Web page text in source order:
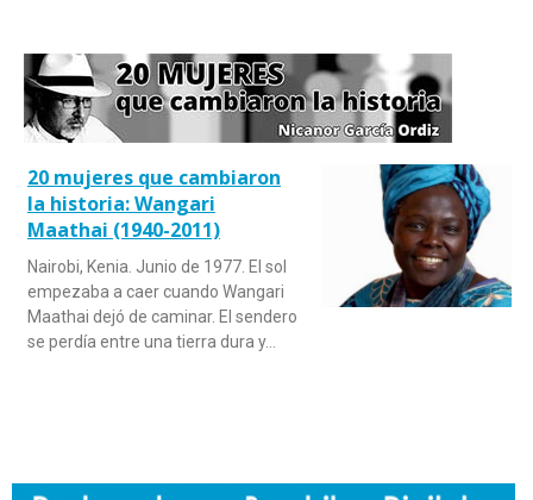
20 mujeres que cambiaron
la historia: Wangari
Maathai (1940-2011)
Nairobi, Kenia. Junio de 1977. El sol
empezaba a caer cuando Wangari
Maathai dejó de caminar. El sendero
se perdía entre una tierra dura y…